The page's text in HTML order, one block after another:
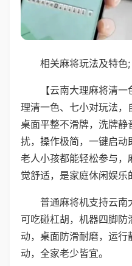
相关麻将玩法及特色;
【云南大理麻将清
理清一色、七小对玩法，
桌面平整不滑牌，洗牌
扰，操作极简，一键启动
老人小孩都能轻松参与
觉舒适，是家庭休闲娱乐
普通麻将机支持云南
可吃碰杠胡，机器四脚
动，桌面防滑耐磨，运行
动，全家老少皆宜。